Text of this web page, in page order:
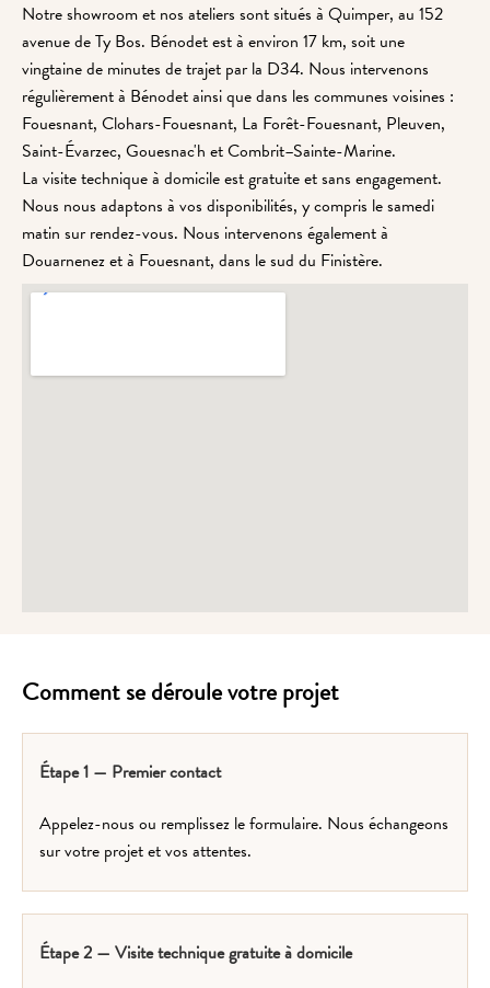
Notre showroom et nos ateliers sont situés à Quimper, au 152
avenue de Ty Bos. Bénodet est à environ 17 km, soit une
vingtaine de minutes de trajet par la D34. Nous intervenons
régulièrement à Bénodet ainsi que dans les communes voisines :
Fouesnant, Clohars-Fouesnant, La Forêt-Fouesnant, Pleuven,
Saint-Évarzec, Gouesnac'h et Combrit–Sainte-Marine.
La visite technique à domicile est gratuite et sans engagement.
Nous nous adaptons à vos disponibilités, y compris le samedi
matin sur rendez-vous. Nous intervenons également à
Douarnenez et à Fouesnant, dans le sud du Finistère.
Comment se déroule votre projet
Étape 1 — Premier contact
Appelez-nous ou remplissez le formulaire. Nous échangeons
sur votre projet et vos attentes.
Étape 2 — Visite technique gratuite à domicile